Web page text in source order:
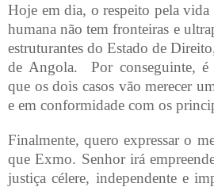
Hoje em dia, o respeito pela vida
humana não tem fronteiras e
estruturantes do Estado de
de Angola.
Por conseguinte,
que os dois casos vão merecer
e em conformidade com os
Finalmente, quero expressar o
que Exmo. Senhor irá
justiça célere, independente e